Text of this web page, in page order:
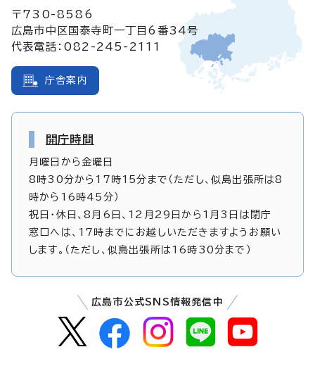
〒730-8586
広島市中区国泰寺町一丁目6番34号
代表電話：082-245-2111
庁舎案内
開庁時間
月曜日から金曜日
8時30分から17時15分まで（ただし、似島出張所は8
時から16時45分）
祝日・休日、8月6日、12月29日から1月3日は閉庁
窓口へは、17時までにお越しいただきますようお願い
します。（ただし、似島出張所は16時30分まで）
広島市公式SNS情報発信中